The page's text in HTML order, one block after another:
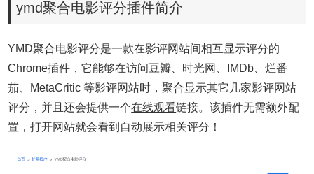
ymd聚合电影评分插件简介
YMD聚合电影评分是一款在影评网站间相互显示评分的
Chrome插件，它能够在访问豆瓣 、时光网、IMDb、烂番
茄、MetaCritic 等影评网站时，聚合显示其它几家影评网站
评分，并且还会提供一个在线观看链接。该插件无需额外配
置，打开网站就会看到自动展示相关评分！